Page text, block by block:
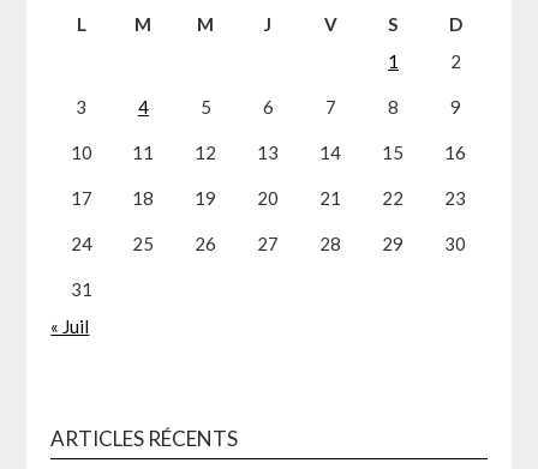
L M M J V S
D
1
2
3 4 5 6 7 8 9
10 11 12 13 14 15 16
17 18 19 20 21 22 23
24 25 26 27 28 29 30
31
« Juil
ARTICLES RÉCENTS